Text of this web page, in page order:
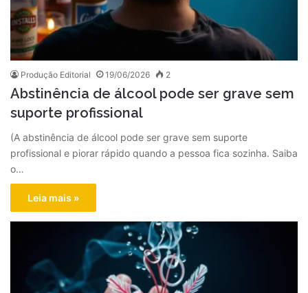
Produção Editorial 19/06/2026 2
Abstinência de álcool pode ser grave sem
suporte profissional
(A abstinência de álcool pode ser grave sem suporte
profissional e piorar rápido quando a pessoa fica sozinha. Saiba
o…
Leia mais »